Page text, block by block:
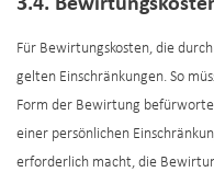
3.4.
Für Bewirtungskosten, die
gelten Einschränkungen. So
Form der Bewirtung
einer persönlichen
erforderlich macht, die